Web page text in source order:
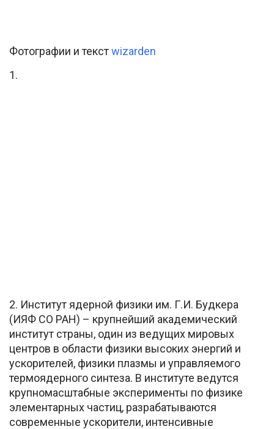
Фотографии и текстwizarden
1.
2. Институт ядерной физики им. Г.И. Будкера
(ИЯФ СО РАН) – крупнейший академический
институт страны, один из ведущих мировых
центров в области физики высоких энергий и
ускорителей, физики плазмы и управляемого
термоядерного синтеза. В институте ведутся
крупномасштабные эксперименты по физике
элементарных частиц, разрабатываются
современные ускорители, интенсивные